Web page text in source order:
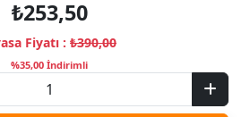
₺253,50
Fiyatı : ₺390,00
%35,00 İndirimli